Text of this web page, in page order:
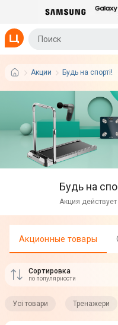
Акции Будь на спорті!
Будь на
Акция
Акционные товары
Сортировка
по популярности
Усі товари Тренажери